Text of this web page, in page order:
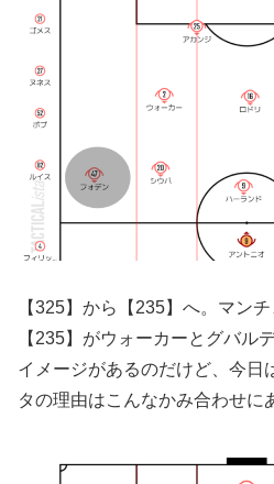
【325】から【235】へ。マン
【235】がウォーカーとグバル
イメージがあるのだけど、今日
タの理由はこんなかみ合わせに